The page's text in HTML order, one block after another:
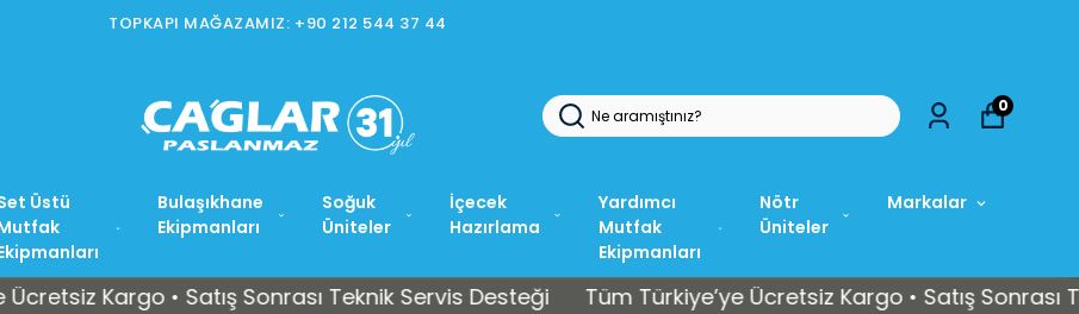
İSTOÇ MAĞAZAMIZ: +90 212 565 15 37
Üstü
Bulaşıkhane
Ekipmanları
Soğuk
Üniteler
İçecek
Hazırlama
Yardımcı
Mutfak
Ekipmanları
Nötr
Üniteler
Markalar
0
• Satış Sonrası Teknik Servis Desteği Tüm Türkiye’ye Ücretsiz Kargo • Satış Sonrası Teknik